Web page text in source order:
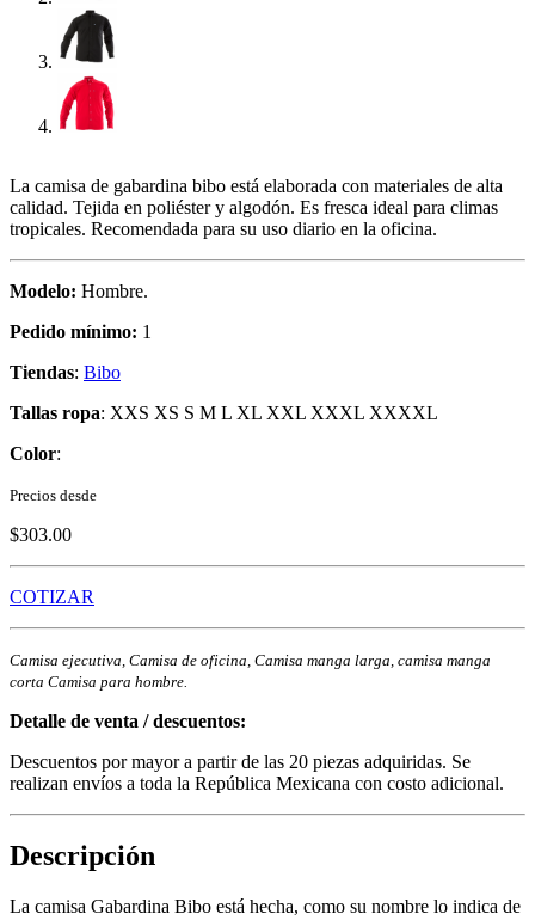
La camisa de gabardina bibo está elaborada con materiales de alta
calidad. Tejida en poliéster y algodón. Es fresca ideal para climas
tropicales. Recomendada para su uso diario en la oficina.
Modelo: Hombre.
Pedido mínimo: 1
Tiendas: Bibo
Tallas ropa: XXS XS S M L XL XXL XXXL XXXXL
Color:
Precios desde
$303.00
COTIZAR
Camisa ejecutiva, Camisa de oficina, Camisa manga larga, camisa manga
corta Camisa para hombre.
Detalle de venta / descuentos:
Descuentos por mayor a partir de las 20 piezas adquiridas. Se
realizan envíos a toda la República Mexicana con costo adicional.
Descripción
La camisa Gabardina Bibo está hecha, como su nombre lo indica de